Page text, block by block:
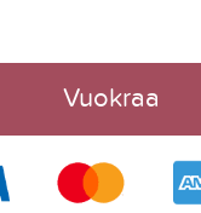
Vuokraa